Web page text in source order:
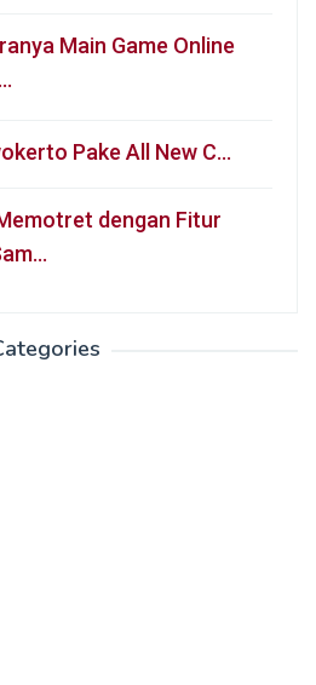
Main Game Online
Pake All New C…
dengan Fitur